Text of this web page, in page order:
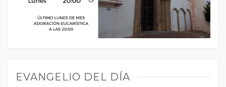
EVANGELIO DEL DÍA